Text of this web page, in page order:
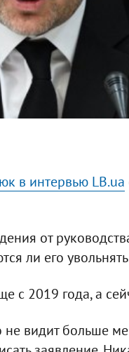
в интервью LB.ua
от
ли его
с 2019 года, а
не видит больше